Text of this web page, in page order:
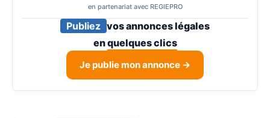
en partenariat avec REGIEPRO
Publiez vos annonces légales
enquelques clics
Je publie mon annonce →